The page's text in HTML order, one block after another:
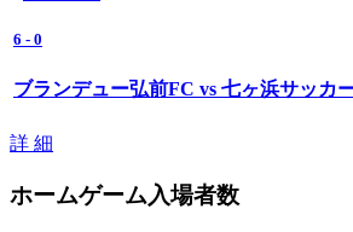
6 - 0
ブランデュー弘前FC vs 七ヶ浜サッカ
詳 細
ホームゲーム入場者数